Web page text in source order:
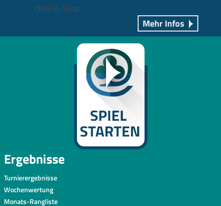
Online-Skat!
Mehr Infos
Ergebnisse
Turnierergebnisse
Wochenwertung
Monats-Rangliste